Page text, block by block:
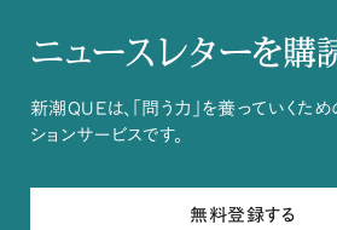
ニュースレターを購
新潮QUEは、「問う力」を養っていくた
ションサービスです。
無料登録する